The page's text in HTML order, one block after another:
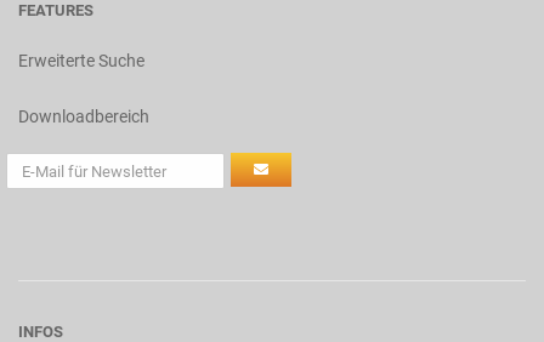
FEATURES
Erweiterte Suche
Downloadbereich
INFOS